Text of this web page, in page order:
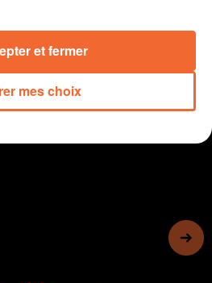
de l'exposition moncoutantaise
Parmi eux la céramiste
15 min 29 sec
mes choix
et fermer